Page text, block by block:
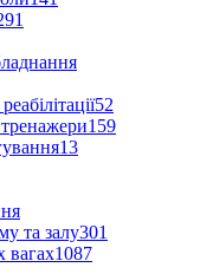
52
тренажери159
13
та залу301
вагах1087